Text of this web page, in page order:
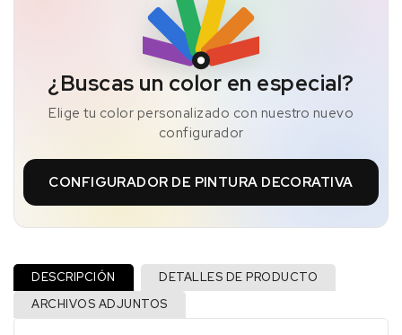
¿Buscas un color en especial?
Elige tu color personalizado con nuestro nuevo
configurador
CONFIGURADOR DE PINTURA DECORATIVA
DESCRIPCIÓN
DETALLES DE PRODUCTO
ARCHIVOS ADJUNTOS